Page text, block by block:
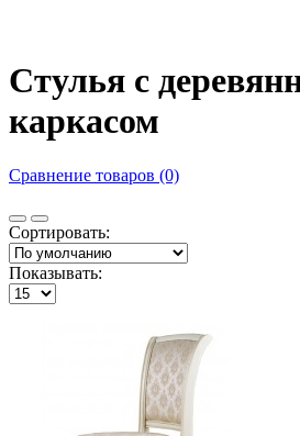
Cтулья с
каркасом
Сравнение товаров (0)
Сортировать:
Показывать: